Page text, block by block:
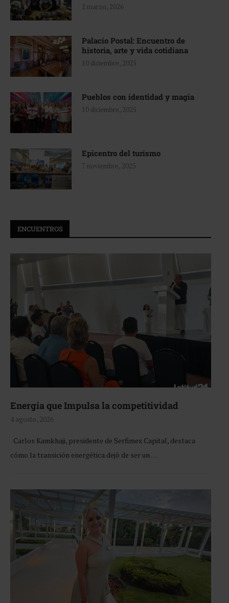
2 marzo, 2026
Palacio Postal: Encuentro de
historia, arte y vida cotidiana
10 diciembre, 2025
Pueblos con identidad y magia
10 diciembre, 2025
Epicentro del turismo
7 noviembre, 2025
ENCUENTROS
Energía que Impulsa la competitividad
4 agosto, 2026
Carlos Kamkhaji, presidente de Serfimex Capital, destaca
cómo la transición energética dejó de ser un …